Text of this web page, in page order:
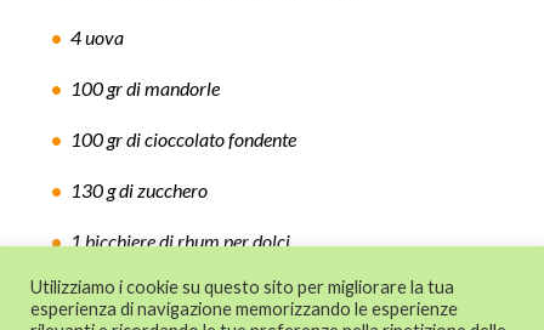
4 uova
100 gr di mandorle
100 gr di cioccolato fondente
130 g di zucchero
1 bicchiere di rhum per dolci
Utilizziamo i cookie su questo sito per migliorare la tua
esperienza di navigazione memorizzando le esperienze